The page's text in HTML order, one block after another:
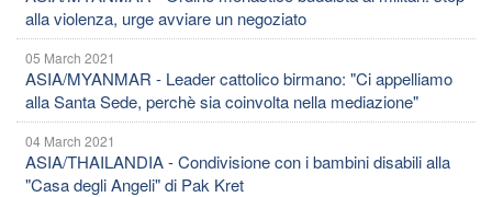
alla violenza, urge avviare un negoziato
05 March 2021
ASIA/MYANMAR - Leader cattolico birmano: "Ci appelliamo
alla Santa Sede, perchè sia coinvolta nella mediazione"
04 March 2021
ASIA/THAILANDIA - Condivisione con i bambini disabili alla
"Casa degli Angeli" di Pak Kret